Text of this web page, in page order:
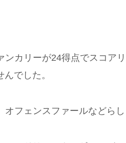
ンカリーが24得点でスコア
でした。
フェンスファールなどら